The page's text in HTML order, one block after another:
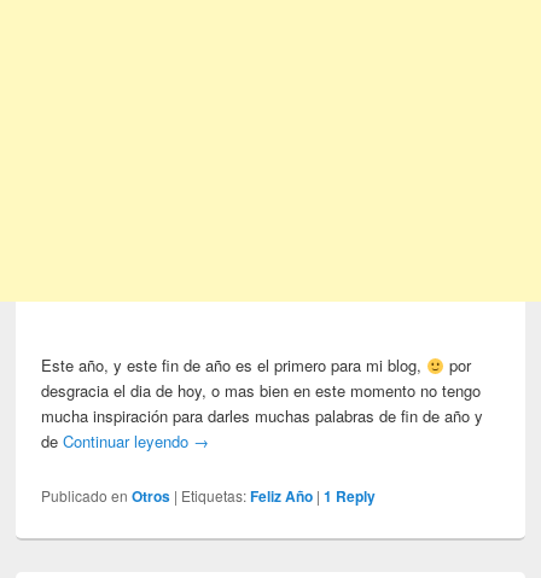
Este año, y este fin de año es el primero para mi blog,
por
desgracia el dia de hoy, o mas bien en este momento no tengo
mucha inspiración para darles muchas palabras de fin de año y
deContinuar leyendo →
Publicado en Otros | Etiquetas: Feliz Año |1 Reply